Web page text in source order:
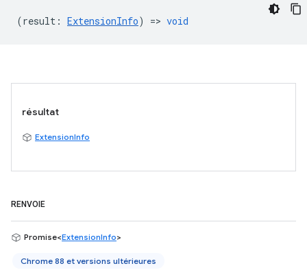
(result : ExtensionInfo) => void
résultat
ExtensionInfo
RENVOIE
Promise<ExtensionInfo>
Chrome 88 et versions ultérieures